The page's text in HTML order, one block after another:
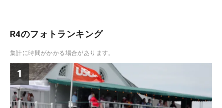
R4のフォトランキング
集計に時間がかかる場合があります。
1